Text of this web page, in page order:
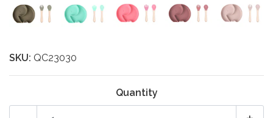
SKU: QC23030
Quantity